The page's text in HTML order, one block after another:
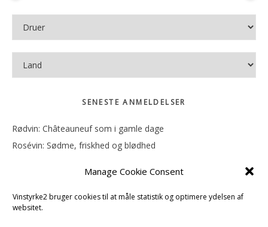
Manage Cookie Consent
Vinstyrke2 bruger cookies til at måle statistik og optimere ydelsen af
websitet.
SENESTE ANMELDELSER
Rødvin: Châteauneuf som i gamle dage
Rosévin: Sødme, friskhed og blødhed
Rosévin: Forfriskende bagatel
Rosévin: Sødmen hænger i munden